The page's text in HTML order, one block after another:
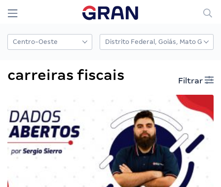
carreiras fiscais Filtrar